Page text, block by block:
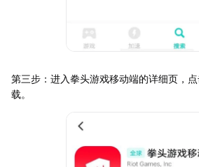
第三步：进入拳头游戏移动端的详细页，
载。